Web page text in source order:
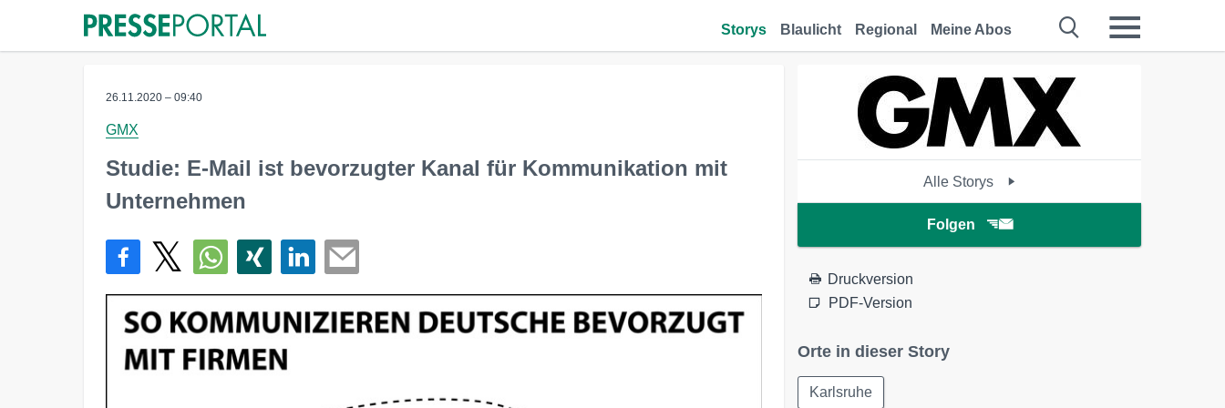
Storys Blaulicht Regional Meine Abos
26.11.2020 – 09:40
GMX
Studie: E-Mail ist bevorzugter Kanal für Kommunikation mit
Unternehmen
Alle Storys
Folgen
Druckversion
PDF-Version
Orte in dieser Story
Karlsruhe